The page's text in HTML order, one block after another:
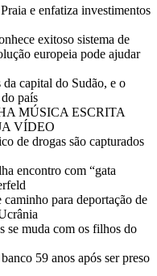
e enfatiza investimentos
exitoso sistema de
europeia pode ajudar
capital do Sudão, e o
país
MÚSICA ESCRITA
VÍDEO
de drogas são capturados
encontro com “gata
caminho para deportação de
se muda com os filhos do
59 anos após ser preso